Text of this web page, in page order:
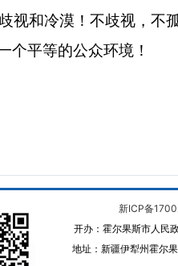
视和冷漠！不歧视，不
个平等的公众环境！
新ICP备
开办：霍尔果斯市人民
地址：新疆伊犁州霍